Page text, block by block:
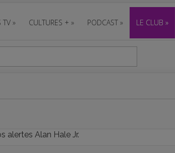
TV » CULTURES + » PODCAST » LE CLUB »
alertes Alan Hale Jr.